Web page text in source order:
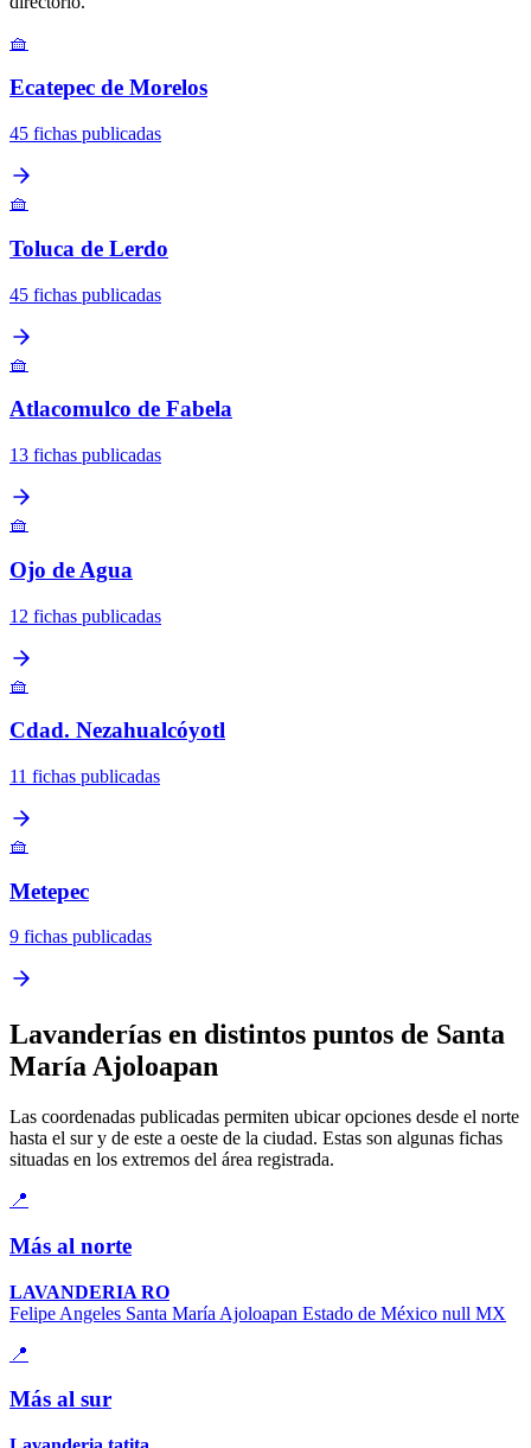
🧺
Ecatepec de Morelos
45 fichas publicadas
🧺
Toluca de Lerdo
45 fichas publicadas
🧺
Atlacomulco de Fabela
13 fichas publicadas
🧺
Ojo de Agua
12 fichas publicadas
🧺
Cdad. Nezahualcóyotl
11 fichas publicadas
🧺
Metepec
9 fichas publicadas
Lavanderías en distintos puntos de Santa
María Ajoloapan
Las coordenadas publicadas permiten ubicar opciones desde el norte
hasta el sur y de este a oeste de la ciudad. Estas son algunas fichas
situadas en los extremos del área registrada.
📍
Más al norte
LAVANDERIA RO
Felipe Angeles Santa María Ajoloapan Estado de México null MX
📍
Más al sur